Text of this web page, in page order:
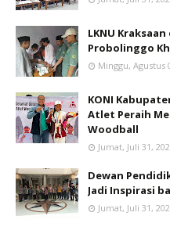
LKNU
Probolinggo
Minggu, Agustus
KONI
Atlet Peraih
Woodball
Jumat, Juli 31,
Dewan
Jadi Inspirasi
Jumat, Juli 31,